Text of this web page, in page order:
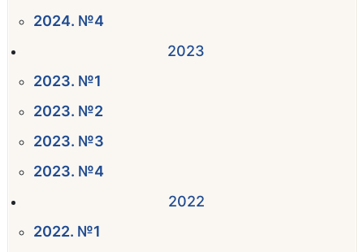
2024. №4
2023
2023. №1
2023. №2
2023. №3
2023. №4
2022
2022. №1